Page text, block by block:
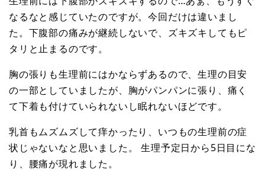
なるなと感じていたのですが。今回だけは違いまし
た。下腹部の痛みが継続しないで、ズキズキしてもピ
タリと止まるのです。
胸の張りも生理前にはかならずあるので、生理の目安
の一部としていましたが、胸がパンパンに張り、痛く
て下着も付けていられないし眠れないほどです。
乳首もムズムズして痒かったり、いつもの生理前の症
状じゃないなと思いました。 生理予定日から5日目にな
り、腰痛が現れました。